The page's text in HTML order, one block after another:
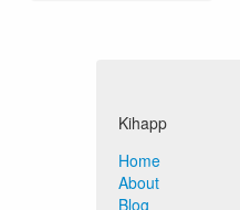
Kihapp
Home
About
Blog